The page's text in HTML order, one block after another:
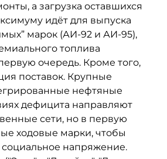
а загрузка оставшихся
идёт для выпуска
марок (АИ-92 и АИ-95),
топлива
очередь. Кроме того,
поставок. Крупные
нефтяные
дефицита направляют
сети, но в первую
ходовые марки, чтобы
напряжение.